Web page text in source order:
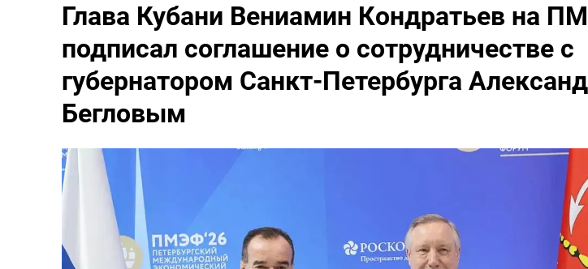
Глава Кубани Вениамин Кондратьев на
подписал соглашение о сотрудничестве с
губернатором Санкт-Петербурга
Бегловым